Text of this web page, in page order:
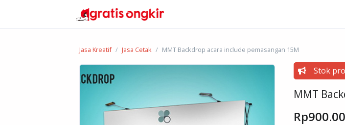
Jasa Kreatif Jasa Cetak MMT Backdrop acara include pemasangan 15M
Stok
MMT